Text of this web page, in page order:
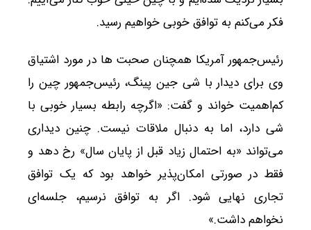
فکر می‌کنم به توافق خوبی خواهیم رسید.
رئیس‌جمهور آمریکا همچنان صحبت ها در مورد اشتیاق
وی برای دیدار با شی جین پینگ، رئیس‌جمهور چین را
کم‌اهمیت خواند و گفت: «اگرچه رابطه بسیار خوبی با
شی دارد، اما به دنبال ملاقات نیست. چنین دیداری
می‌تواند «به احتمال زیاد قبل از پایان سال» رخ دهد و
فقط در صورتی امکان‌پذیر خواهد بود که یک توافق
تجاری نهایی شود. اگر به توافق نرسیم، جلسه‌ای
نخواهم داشت.»